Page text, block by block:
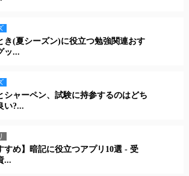
き(夏シーズン)に役立つ勉強関連おす
ッ...
シャーペン、試験に持参するのはどち
い?...
すめ】暗記に役立つアプリ10選 - 受
...